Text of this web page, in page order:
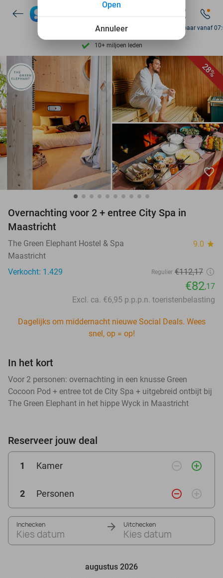
7 dagen per week beschikbaar
10+ miljoen leden
9,4 op basis van
Ontdek 15.000+ deals
7 dagen per week beschikbaar
10+ miljoen leden
Bereikbaar vanaf
28%
favorite_border
Overnachting voor 2 + entree City Spa in
Maastricht
The Green Elephant Hostel & Spa 9.0 star
Maastricht
Verkocht: 1.429
Regulier €112,17
€82,17
Excl. ca. €6,95 p.p.p.n. toeristenbelasting
Dagelijks om middernacht nieuwe Social Deals. Wees
snel, op = op!
In het kort
Voor 2 personen: overnachting in een knusse Green
Cocoon Pod + entree tot de City Spa + uitgebreid ontbijt bij
The Green Elephant in het hippe Wyck in Maastricht
Reserveer jouw deal
1 Kamer remove_circle_outline add_circle_outline
2 Personen remove_circle_outline add_circle_outline
Inchecken
Kies datum
Uitchecken
Kies datum
augustus 2026
Annuleer
Open